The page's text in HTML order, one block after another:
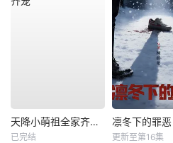
天降小萌祖全家齐齐宠
已完结
凛冬下的罪恶
更新至第16集